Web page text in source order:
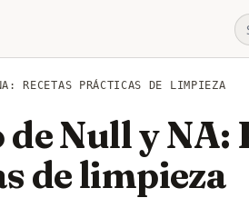
RECETAS PRÁCTICAS DE LIMPIEZA
Null y NA:
de limpieza